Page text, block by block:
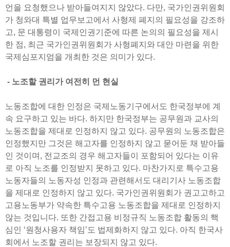
언을 요청했으나 받아들여지지 않았다. 다만, 국가인권위원회
가 청와대 특별 업무보고에서 사형제 폐지의 필요성을 강조하
고, 문 대통령이 국제인권기준에 따른 논의의 필요성을 제시
한 점, 최근 국가인권위원회가 사형폐지와 대안 마련을 위한
국제심포지엄을 개최한 것은 의미가 있다.
- 노조할 권리가 여전히 먼 현실
노동조합에 대한 인정은 국제노동기구에서도 한국정부에 계
속 요구하고 있는 바다. 하지만 한국정부는 공무원과 교사의
노동조합을 제대로 인정하지 않고 있다. 공무원의 노동조합은
인정했지만 그것은 해고자를 인정하지 않고 묻어둔 채 받아들
인 것이며, 전교조의 경우 해고자들이 포함되어 있다는 이유
로 아직 노조를 인정받지 못하고 있다. 마찬가지로 특수고용
노동자들의 노동자성 인정과 관련해서도 대리기사 노동조합
을 제대로 인정하지 않고 있다. 국가인권위원회가 권고고하고
고용노동부가 약속한 특수고용 노동조합을 제대로 인정하지
않는 것입니다. 또한 간접고용 비정규직 노동조합 활동의 핵
심인 ‘원청사용자 책임’도 법제화하지 않고 있다. 아직 한국사
회에서 노조할 권리는 보장되지 않고 있다.